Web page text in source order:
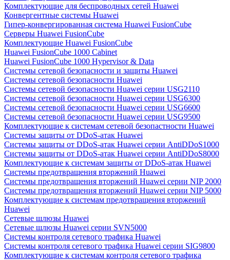
Комплектующие для беспроводных сетей Huawei
Конвергентные системы Huawei
Гипер-конвергированная система Huawei FusionCube
Серверы Huawei FusionCube
Комплектующие Huawei FusionCube
Huawei FusionCube 1000 Cabinet
Huawei FusionCube 1000 Hypervisor & Data
Системы сетевой безопасности и защиты Huawei
Системы сетевой безопасности Huawei
Системы сетевой безопасности Huawei серии USG2110
Системы сетевой безопасности Huawei серии USG6300
Системы сетевой безопасности Huawei серии USG6600
Системы сетевой безопасности Huawei серии USG9500
Комплектующие к системам сетевой безопастности Huawei
Системы защиты от DDoS-атак Huawei
Системы защиты от DDoS-атак Huawei серии AntiDDoS1000
Системы защиты от DDoS-атак Huawei серии AntiDDoS8000
Комплектующие к системам защиты от DDoS-атак Huawei
Системы предотвращения вторжений Huawei
Системы предотвращения вторжений Huawei серии NIP 2000
Системы предотвращения вторжений Huawei серии NIP 5000
Комплектующие к системам предотвращения вторжений
Huawei
Сетевые шлюзы Huawei
Сетевые шлюзы Huawei серии SVN5000
Системы контроля сетевого трафика Huawei
Системы контроля сетевого трафика Huawei серии SIG9800
Комплектующие к системам контроля сетевого трафика